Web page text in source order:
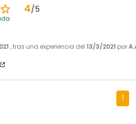
4/5
, tras una experiencia del 13/3/2021 por
1